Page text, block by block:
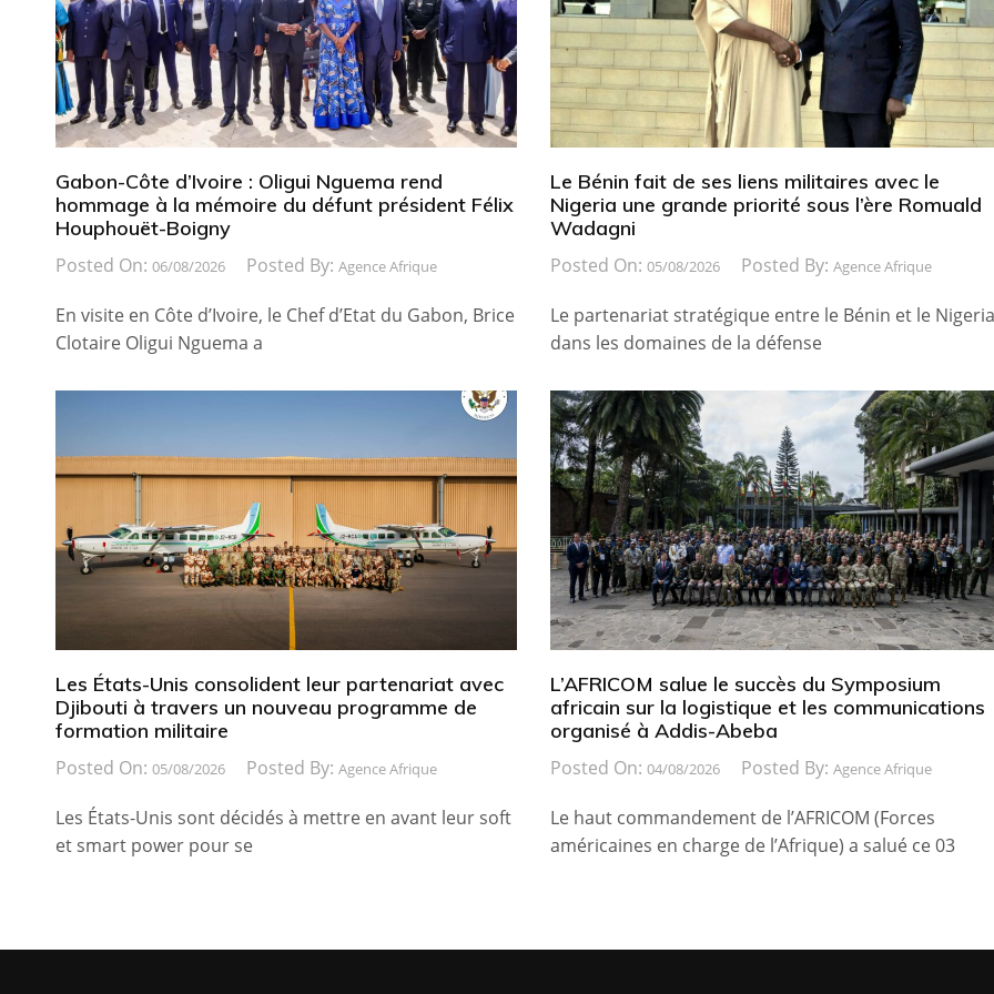
Gabon-Côte d’Ivoire : Oligui Nguema rend
hommage à la mémoire du défunt président Félix
Houphouët-Boigny
Posted On: 06/08/2026 Posted By: Agence Afrique
En visite en Côte d’Ivoire, le Chef d’Etat du Gabon, Brice
Clotaire Oligui Nguema a
Le Bénin fait de ses liens militaires avec le
Nigeria une grande priorité sous l’ère Romuald
Wadagni
Posted On: 05/08/2026 Posted By: Agence Afrique
Le partenariat stratégique entre le Bénin et le Nigeria
dans les domaines de la défense
Les États-Unis consolident leur partenariat avec
Djibouti à travers un nouveau programme de
formation militaire
Posted On: 05/08/2026 Posted By: Agence Afrique
Les États-Unis sont décidés à mettre en avant leur soft
et smart power pour se
L’AFRICOM salue le succès du Symposium
africain sur la logistique et les communications
organisé à Addis-Abeba
Posted On: 04/08/2026 Posted By: Agence Afrique
Le haut commandement de l’AFRICOM (Forces
américaines en charge de l’Afrique) a salué ce 03